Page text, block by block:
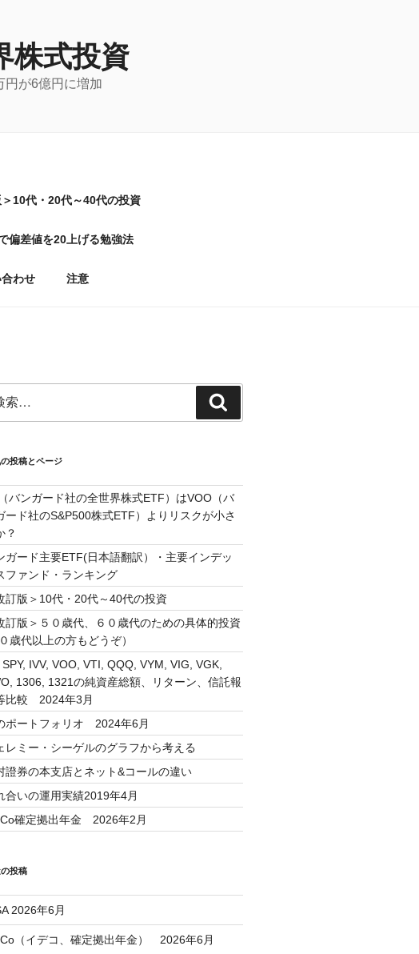
株式投資
円が6億円に増加
＞10代・20代～40代の投資
偏差値を20上げる勉強法
わせ 注意
索
の投稿とページ
バンガード社の全世界株式ETF）はVOO（バ
ード社のS&P500株式ETF）よりリスクが小さ
？
ガード主要ETF(日本語翻訳）・主要インデッ
ファンド・ランキング
訂版＞10代・20代～40代の投資
訂版＞５０歳代、６０歳代のための具体的投資
歳代以上の方もどうぞ）
SPY, IVV, VOO, VTI, QQQ, VYM, VIG, VGK,
1306, 1321の純資産総額、リターン、信託報
比較 2024年3月
ポートフォリオ 2024年6月
レミー・シーゲルのグラフから考える
證券の本支店とネット&コールの違い
合いの運用実績2019年4月
確定拠出年金 2026年2月
投稿
2026年6月
（イデコ、確定拠出年金） 2026年6月